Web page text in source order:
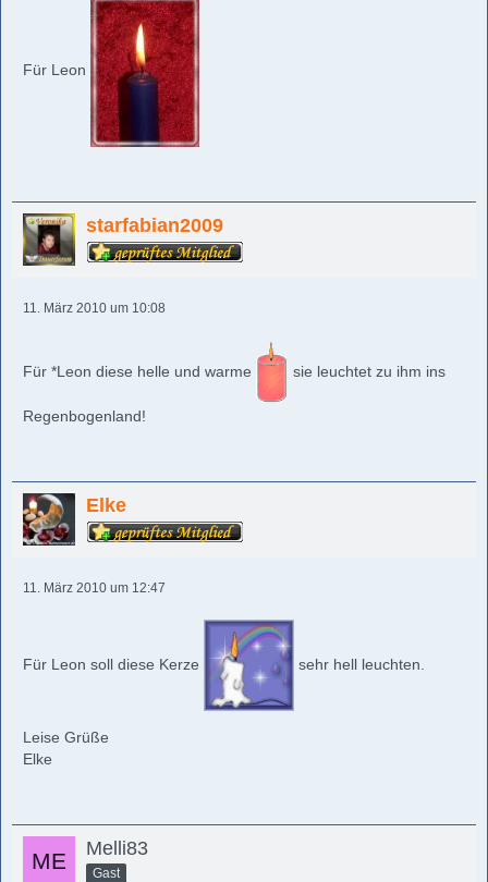
Für Leon
starfabian2009
11. März 2010 um 10:08
Für *Leon diese helle und warme sie leuchtet zu ihm ins
Regenbogenland!
Elke
11. März 2010 um 12:47
Für Leon soll diese Kerze sehr hell leuchten.
Leise Grüße
Elke
Melli83
Gast